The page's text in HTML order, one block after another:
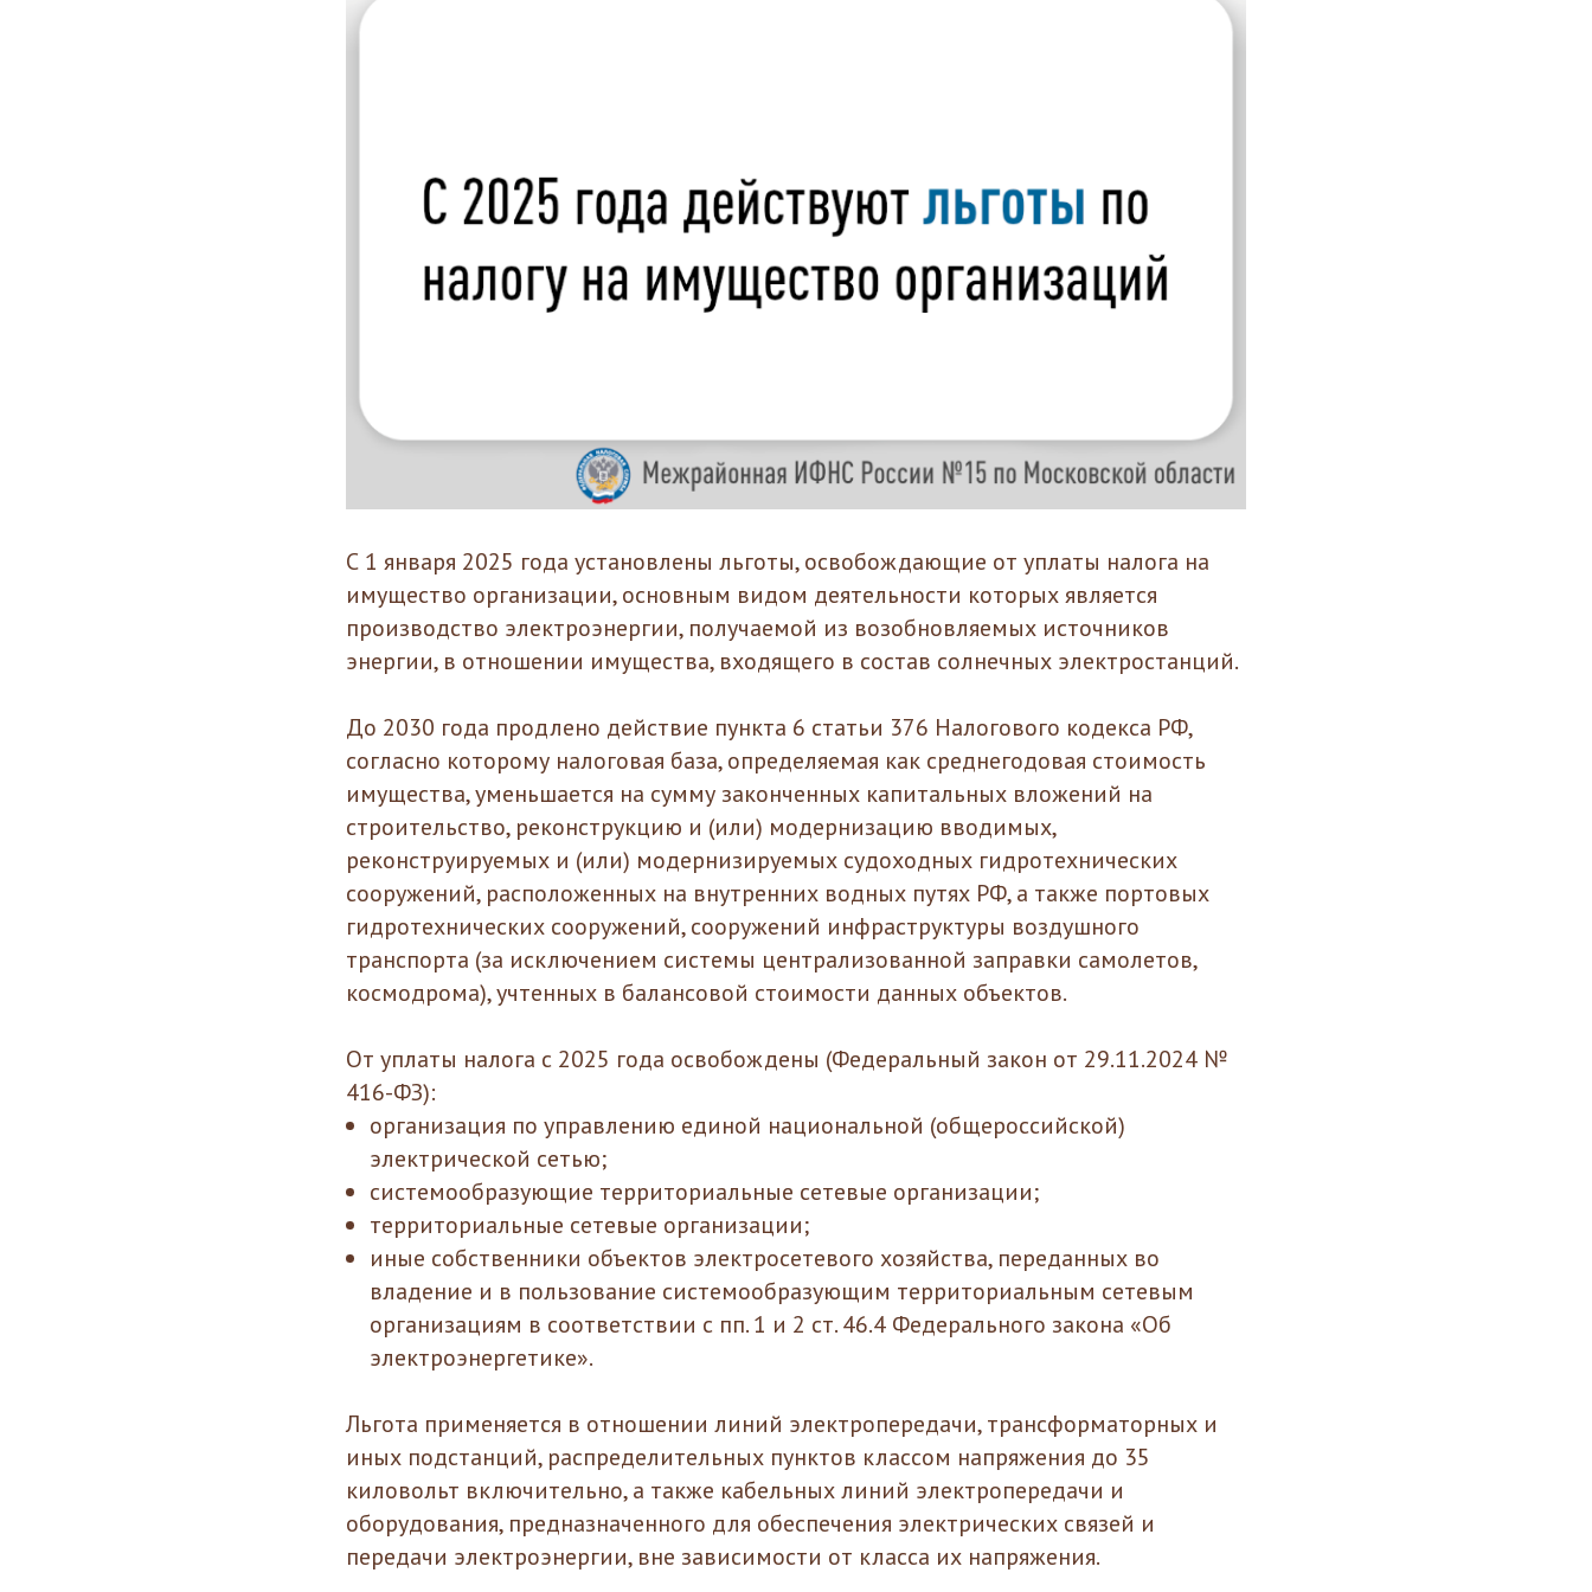
С 1 января 2025 года установлены льготы, освобождающие от уплаты налога на
имущество организации, основным видом деятельности которых является
производство электроэнергии, получаемой из возобновляемых источников
энергии, в отношении имущества, входящего в состав солнечных электростанций.
До 2030 года продлено действие пункта 6 статьи 376 Налогового кодекса РФ,
согласно которому налоговая база, определяемая как среднегодовая стоимость
имущества, уменьшается на сумму законченных капитальных вложений на
строительство, реконструкцию и (или) модернизацию вводимых,
реконструируемых и (или) модернизируемых судоходных гидротехнических
сооружений, расположенных на внутренних водных путях РФ, а также портовых
гидротехнических сооружений, сооружений инфраструктуры воздушного
транспорта (за исключением системы централизованной заправки самолетов,
космодрома), учтенных в балансовой стоимости данных объектов.
От уплаты налога с 2025 года освобождены (Федеральный закон от 29.11.2024 №
416-ФЗ):
организация по управлению единой национальной (общероссийской)
электрической сетью;
системообразующие территориальные сетевые организации;
территориальные сетевые организации;
иные собственники объектов электросетевого хозяйства, переданных во
владение и в пользование системообразующим территориальным сетевым
организациям в соответствии с пп. 1 и 2 ст. 46.4 Федерального закона «Об
электроэнергетике».
Льгота применяется в отношении линий электропередачи, трансформаторных и
иных подстанций, распределительных пунктов классом напряжения до 35
киловольт включительно, а также кабельных линий электропередачи и
оборудования, предназначенного для обеспечения электрических связей и
передачи электроэнергии, вне зависимости от класса их напряжения.